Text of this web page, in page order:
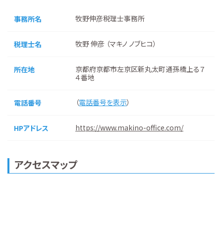
事務所名 牧野伸彦税理士事務所
税理士名 牧野 伸彦 （マキノ ノブヒコ）
所在地
京都府京都市左京区新丸太町通孫橋上る７
４番地
電話番号 （電話番号を表示）
HPアドレス https://www.makino-office.com/
アクセスマップ